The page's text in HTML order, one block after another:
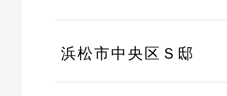
浜松市中央区Ｓ邸